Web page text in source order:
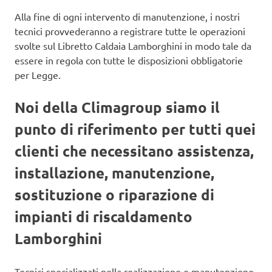
Alla fine di ogni intervento di manutenzione, i nostri
tecnici provvederanno a registrare tutte le operazioni
svolte sul Libretto Caldaia Lamborghini in modo tale da
essere in regola con tutte le disposizioni obbligatorie
per Legge.
Noi della Climagroup siamo il
punto di riferimento per tutti quei
clienti che necessitano assistenza,
installazione, manutenzione,
sostituzione o riparazione di
impianti di riscaldamento
Lamborghini